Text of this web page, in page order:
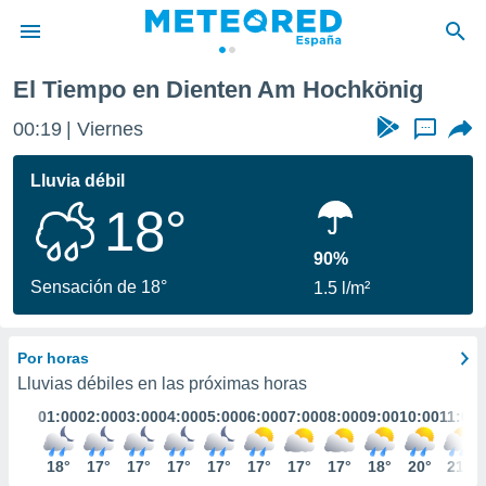
de
por
se
calidad.
a este
las
y
forma
digital
basada
El Tiempo en Dienten Am Hochkönig
00:19 Viernes ...
Lluvia débil
18°
Sensación de 18°
90%
1.5 l/m²
Por horas
Lluvias débiles en las próximas horas
01:00
18°
02:00
17°
03:00
17°
04:00
17°
05:00
17°
06:00
17°
07:00
17°
08:00
17°
09:00
18°
10:00
20°
11:00
21°